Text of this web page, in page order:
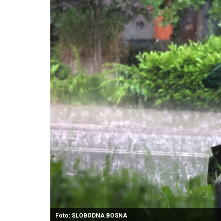
Foto: SLOBODNA BOSNA